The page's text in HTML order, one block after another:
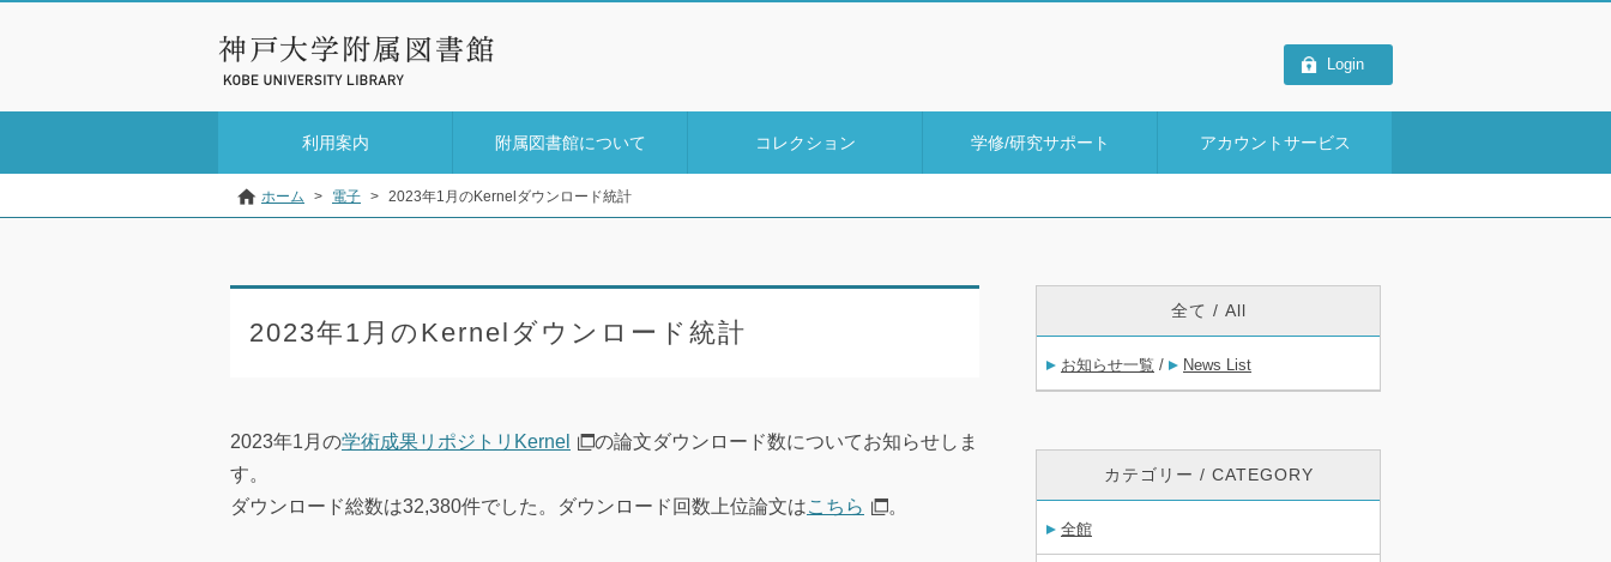
Login
利用案内 附属図書館について コレクション 学修/研究サポート アカウントサービス
ホーム > 電子 > 2023年1月のKernelダウンロード統計
2023年1月のKernelダウンロード統計
2023年1月の学術成果リポジトリKernel
の論文ダウンロード数についてお知らせしま
す。
ダウンロード総数は32,380件でした。ダウンロード回数上位論文はこちら 。
全て / All
お知らせ一覧 / News List
カテゴリー / CATEGORY
全館